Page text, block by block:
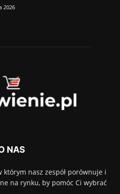
2026
NAS
nasz zespół porównuje i
na rynku, by pomóc Ci wybrać